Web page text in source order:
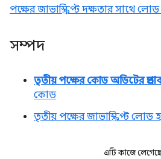
পক্ষের জাভাস্ক্রিপ্ট দক্ষতার সাথে
সম্পদ
তৃতীয় পক্ষের কোড অডিটের
কোড
তৃতীয় পক্ষের জাভাস্ক্রিপ্ট লোড
এটি কাজে